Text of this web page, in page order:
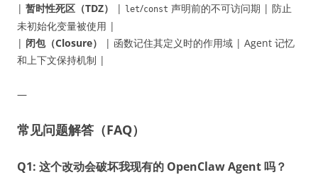
| 暂时性死区（TDZ） | let/const 声明前的不可访问期 | 防止
未初始化变量被使用 |
| 闭包（Closure）
| 函数记住其定义时的作用域 | Agent 记忆
和上下文保持机制 |
—
常见问题解答（FAQ）
Q1: 这个改动会破坏我现有的 OpenClaw Agent 吗？